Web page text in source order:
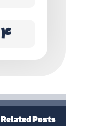
Related Posts